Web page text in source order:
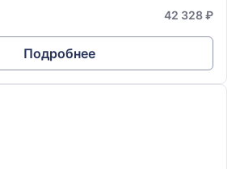
42 328 ₽
Подробнее